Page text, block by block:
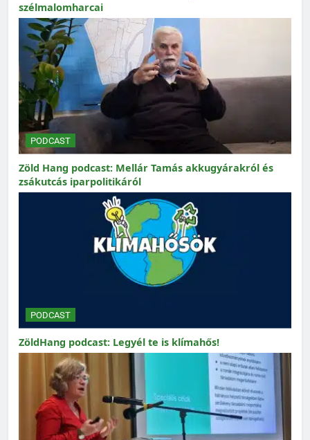
szélmalomharcai
PODCAST
Zöld Hang podcast: Mellár Tamás akkugyárakról és
zsákutcás iparpolitikáról
PODCAST
ZöldHang podcast: Legyél te is klímahős!